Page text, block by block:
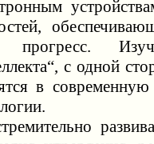
прогресс.
с одной
в